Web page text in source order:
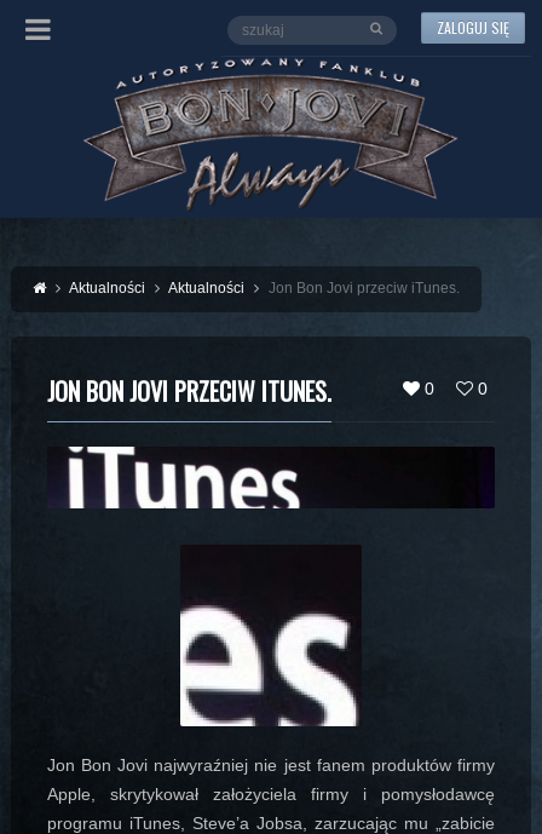
ZALOGUJ SIĘ
Aktualności Aktualności Jon Bon Jovi przeciw iTunes.
0 0
JON BON JOVI PRZECIW ITUNES.
Jon Bon Jovi najwyraźniej nie jest fanem produktów firmy
Apple, skrytykował założyciela firmy i pomysłodawcę
programu iTunes, Steve’a Jobsa, zarzucając mu „zabicie